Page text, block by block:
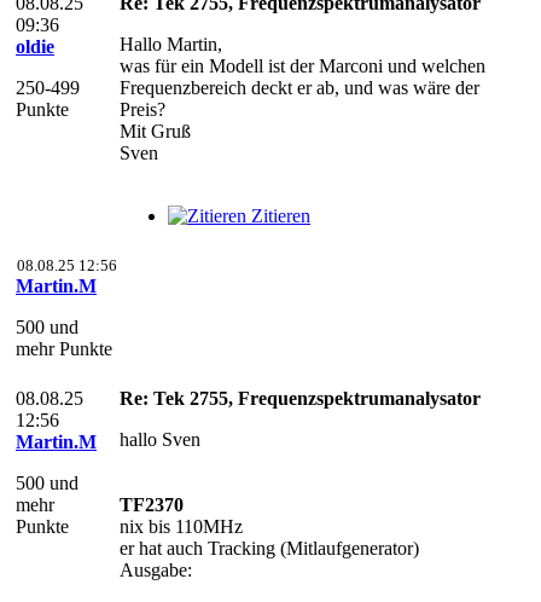
09:36
oldie
250-499
Punkte
Hallo Martin,
was für ein Modell ist der Marconi und welchen
Frequenzbereich deckt er ab, und was wäre der
Preis?
Mit Gruß
Sven
Zitieren
08.08.25 12:56
Martin.M
500 und
mehr Punkte
08.08.25
12:56
Martin.M
500 und
mehr
Punkte
Re: Tek 2755, Frequenzspektrumanalysator
hallo Sven
TF2370
nix bis 110MHz
er hat auch Tracking (Mitlaufgenerator)
Ausgabe: